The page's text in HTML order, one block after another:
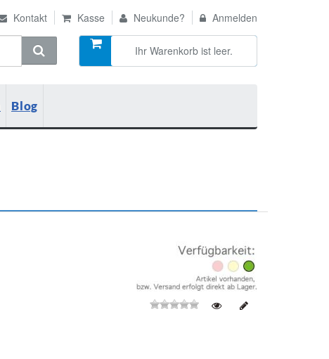
Kontakt Kasse Neukunde? Anmelden
Ihr Warenkorb ist leer.
Blog